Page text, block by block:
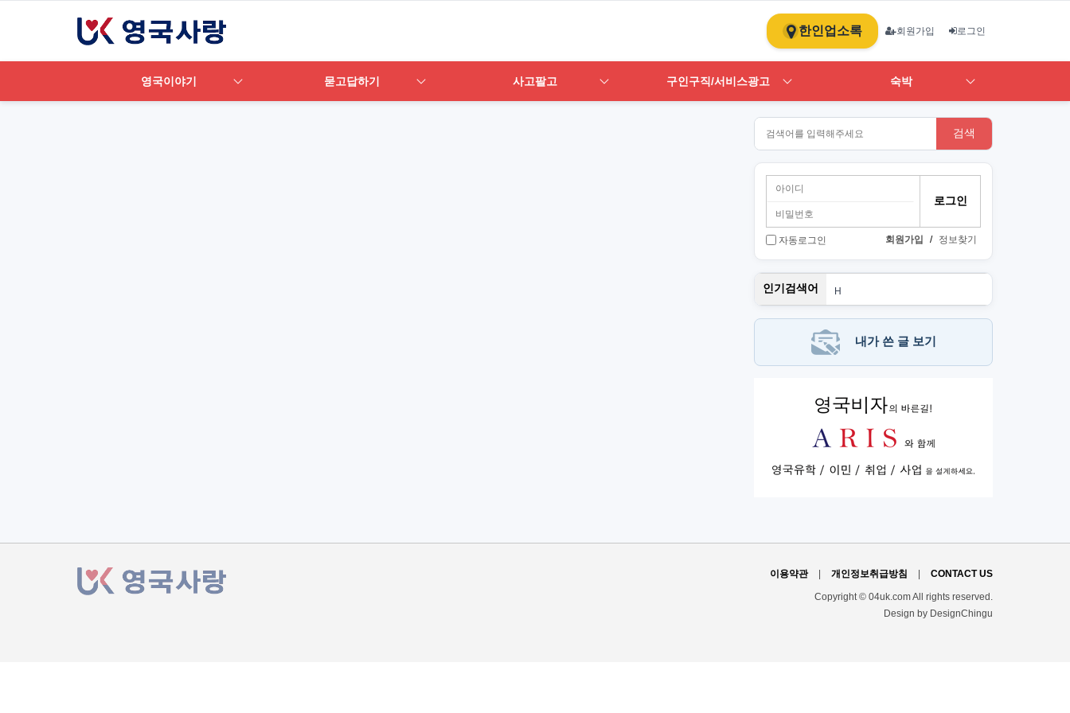
한인업소록 회원가입 로그인
영국이야기 묻고답하기 사고팔고 구인구직/서비스광고 숙박
검색
자동로그인 회원가입 / 정보찾기
인기검색어
H
1
뉴몰
PT
내가 쓴 글 보기
이용약관 개인정보취급방침 CONTACT US
Copyright © 04uk.com All rights reserved.
Design by DesignChingu